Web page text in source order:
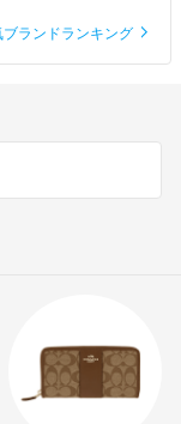
ランドランキング